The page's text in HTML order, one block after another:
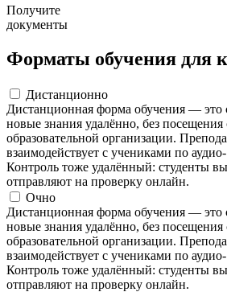
Получите
документы
Форматы обучения для
Дистанционно
Дистанционная форма обучения — это
новые знания удалённо, без посещения
образовательной организации.
взаимодействует с учениками по
Контроль тоже удалённый: студенты
отправляют на проверку онлайн.
Очно
Дистанционная форма обучения — это
новые знания удалённо, без посещения
образовательной организации.
взаимодействует с учениками по
Контроль тоже удалённый: студенты
отправляют на проверку онлайн.